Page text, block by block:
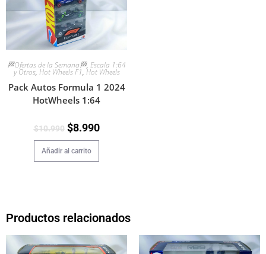
🏁Ofertas de la Semana🏁, Escala 1:64
y Otros, Hot Wheels F1, Hot Wheels
Pack Autos Formula 1 2024
HotWheels 1:64
$10.990 $8.990
Añadir al carrito
Productos relacionados